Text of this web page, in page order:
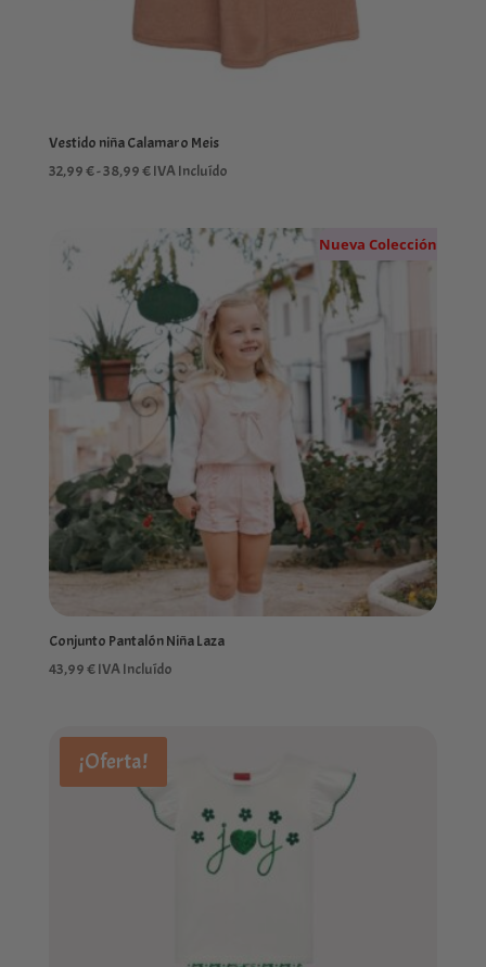
Vestido niña Calamaro Meis
32,99€-38,99€Rango
desde
32,99 €
38,99 €
IVA Incluído
Nueva Colección
Conjunto Pantalón Niña Laza
43,99€IVA Incluído
¡Oferta!